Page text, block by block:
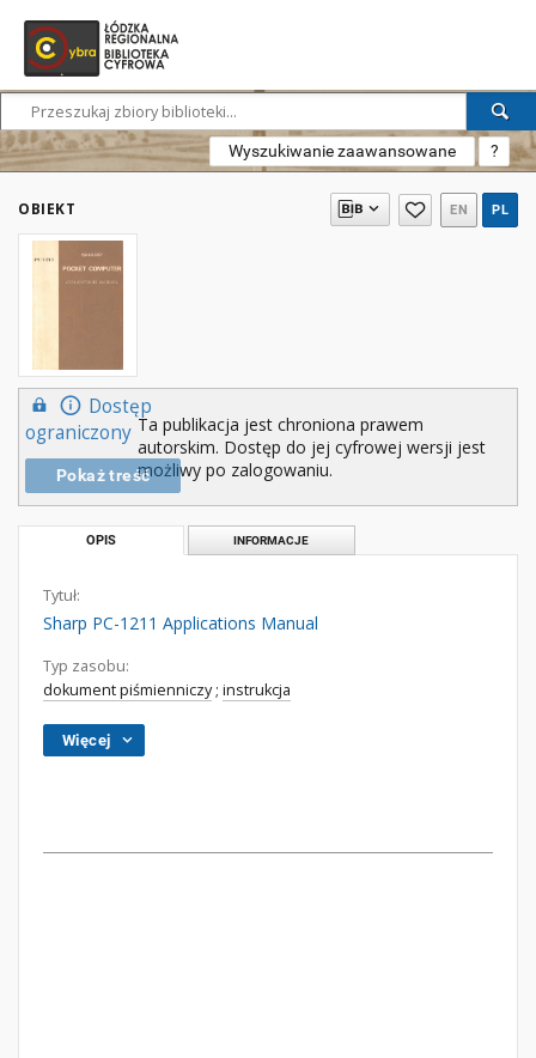
Wyszukiwanie zaawansowane ?
OBIEKT EN PL
Dostęp
ograniczony
Pokaż treść
Ta publikacja jest chroniona prawem
autorskim. Dostęp do jej cyfrowej wersji jest
możliwy po zalogowaniu.
OPIS INFORMACJE
Tytuł:
Sharp PC-1211 Applications Manual
Typ zasobu:
dokument piśmienniczy; instrukcja
Więcej